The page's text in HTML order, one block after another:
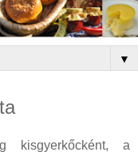
▼
kisgyerkőcként, a